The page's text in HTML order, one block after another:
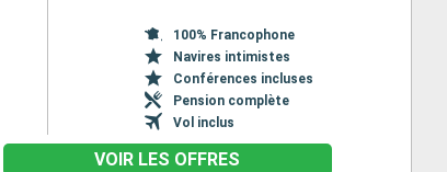
100% Francophone
Navires intimistes
Conférences incluses
Pension complète
Vol inclus
VOIR LES OFFRES